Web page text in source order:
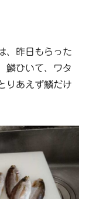
、昨日もらった
鱗ひいて、ワタ
りあえず鱗だけ